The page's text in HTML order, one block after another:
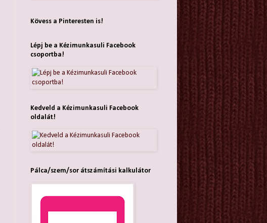
Kövess a Pinteresten is!
Lépj be a Kézimunkasuli Facebook
csoportba!
Kedveld a Kézimunkasuli Facebook
oldalát!
Pálca/szem/sor átszámítási kalkulátor